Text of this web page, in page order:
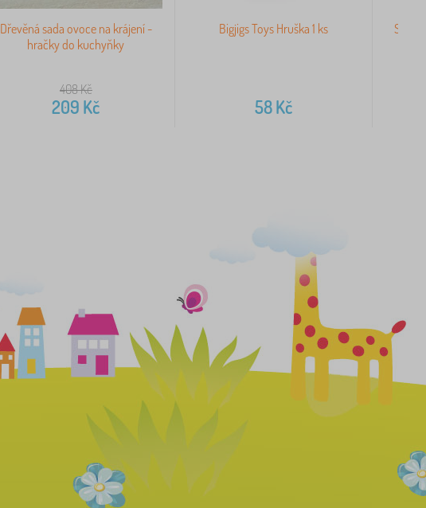
Dřevěná sada ovoce na krájení -
hračky do kuchyňky
408Kč
209 Kč
Bigjigs Toys Hruška 1 ks
58Kč
Sada